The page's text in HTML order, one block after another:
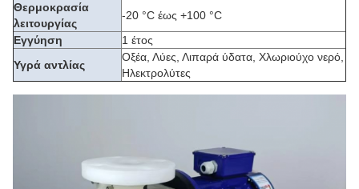
Θερμοκρασία
λειτουργίας
-20 °C έως +100 °C
Εγγύηση
1 έτος
Υγρά αντλίας
Οξέα, Λύες, Λιπαρά ύδατα, Χλωριούχο νερό,
Ηλεκτρολύτες